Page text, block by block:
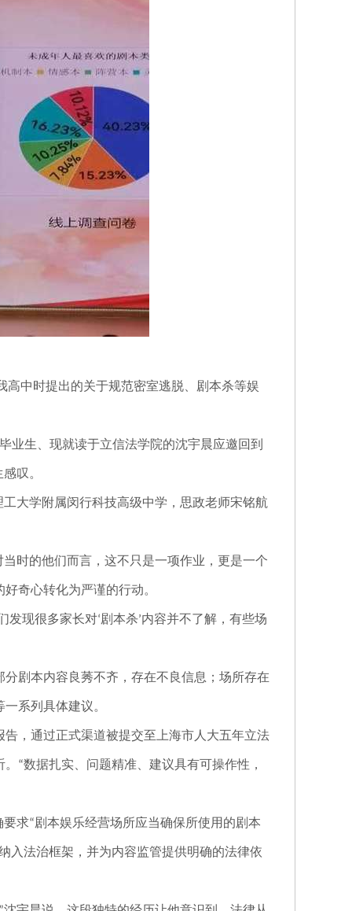
高中时提出的关于规范密室逃脱、剧本杀等娱
业生、现就读于立信法学院的沈宇晨应邀回到
叹。
大学附属闵行科技高级中学，思政老师宋铭航
时的他们而言，这不只是一项作业，更是一个
奇心转化为严谨的行动。
发现很多家长对‘剧本杀’内容并不了解，有些场
剧本内容良莠不齐，存在不良信息；场所存在
系列具体建议。
，通过正式渠道被提交至上海市人大五年立法
“数据扎实、问题精准、建议具有可操作性，
要求“剧本娱乐经营场所应当确保所使用的剧本
入法治框架，并为内容监管提供明确的法律依